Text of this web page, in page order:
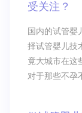
受关注？
国内的试管婴
择试管婴儿技
竟大城市在这
对于那些不孕